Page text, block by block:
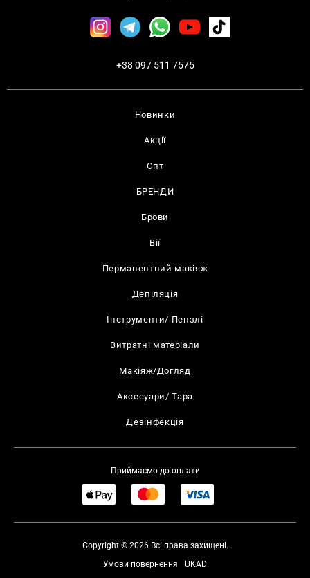
Новинки
Акції
Опт
БРЕНДИ
Брови
Вії
Перманентний макіяж
Депіляція
Інструменти/ Пензлі
Витратні матеріали
Макіяж/Догляд
Аксесуари/ Тара
Дезінфекція
+38 097 511 7575
Приймаємо до оплати
Copyright © 2026 Всі права захищені.
UKAD
Умови повернення